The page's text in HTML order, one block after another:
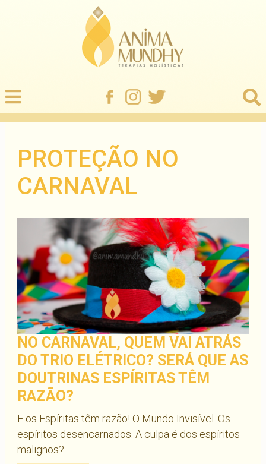
PROTEÇÃO NO
CARNAVAL
NO CARNAVAL, QUEM VAI ATRÁS
DO TRIO ELÉTRICO? SERÁ QUE AS
DOUTRINAS ESPÍRITAS TÊM
RAZÃO?
E os Espíritas têm razão! O Mundo Invisível. Os
espíritos desencarnados. A culpa é dos espíritos
malignos?